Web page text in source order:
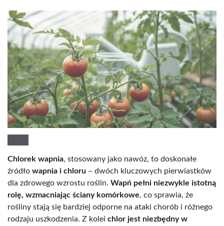
Chlorek wapnia, stosowany jako nawóz, to doskonałe
źródło wapnia i chloru – dwóch kluczowych pierwiastków
dla zdrowego wzrostu roślin. Wapń pełni niezwykle istotną
rolę, wzmacniając ściany komórkowe, co sprawia, że
rośliny stają się bardziej odporne na ataki chorób i różnego
rodzaju uszkodzenia. Z kolei chlor jest niezbędny w